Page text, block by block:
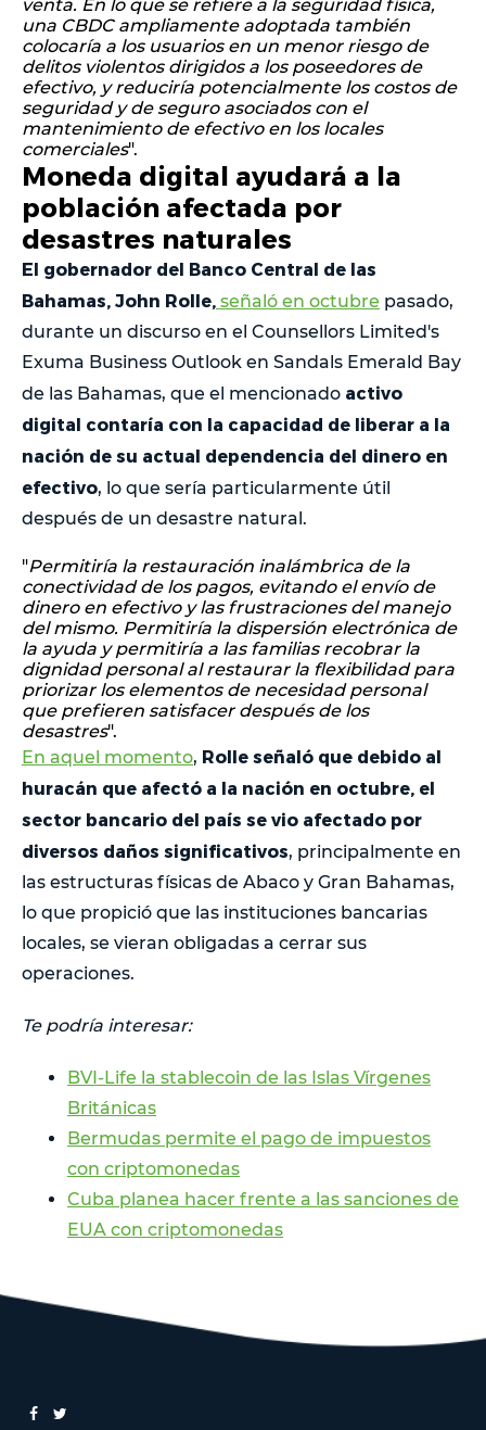
venta. En lo que se refiere a la seguridad física,
una CBDC ampliamente adoptada también
colocaría a los usuarios en un menor riesgo de
delitos violentos dirigidos a los poseedores de
efectivo, y reduciría potencialmente los costos de
seguridad y de seguro asociados con el
mantenimiento de efectivo en los locales
comerciales".
Moneda digital ayudará a la
población afectada por
desastres naturales
El gobernador del Banco Central de las
Bahamas, John Rolle, señaló en octubre pasado,
durante un discurso en el Counsellors Limited's
Exuma Business Outlook en Sandals Emerald Bay
de las Bahamas, que el mencionado activo
digital contaría con la capacidad de liberar a la
nación de su actual dependencia del dinero en
efectivo, lo que sería particularmente útil
después de un desastre natural.
"Permitiría la restauración inalámbrica de la
conectividad de los pagos, evitando el envío de
dinero en efectivo y las frustraciones del manejo
del mismo. Permitiría la dispersión electrónica de
la ayuda y permitiría a las familias recobrar la
dignidad personal al restaurar la flexibilidad para
priorizar los elementos de necesidad personal
que prefieren satisfacer después de los
desastres".
En aquel momento, Rolle señaló que debido al
huracán que afectó a la nación en octubre, el
sector bancario del país se vio afectado por
diversos daños significativos, principalmente en
las estructuras físicas de Abaco y Gran Bahamas,
lo que propició que las instituciones bancarias
locales, se vieran obligadas a cerrar sus
operaciones.
Te podría interesar:
BVI-Life la stablecoin de las Islas Vírgenes
Británicas
Bermudas permite el pago de impuestos
con criptomonedas
Cuba planea hacer frente a las sanciones de
EUA con criptomonedas